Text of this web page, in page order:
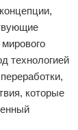
технологией
которые